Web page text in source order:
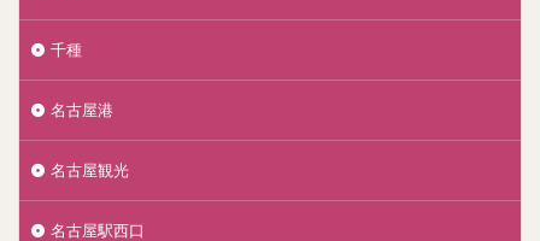
千種
名古屋港
名古屋観光
名古屋駅西口